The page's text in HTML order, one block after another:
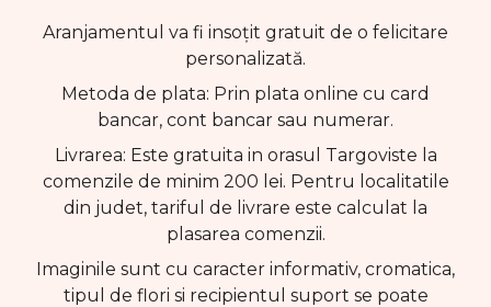
Aranjamentul va fi insoțit gratuit de o felicitare
personalizată.
Metoda de plata: Prin plata online cu card
bancar, cont bancar sau numerar.
Livrarea: Este gratuita in orasul Targoviste la
comenzile de minim 200 lei. Pentru localitatile
din judet, tariful de livrare este calculat la
plasarea comenzii.
Imaginile sunt cu caracter informativ, cromatica,
tipul de flori si recipientul suport se poate